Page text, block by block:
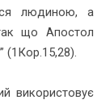
людиною, а
що Апостол
(1Кор.15,28).
використовує